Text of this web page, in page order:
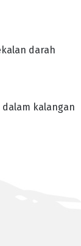
darah
kalangan